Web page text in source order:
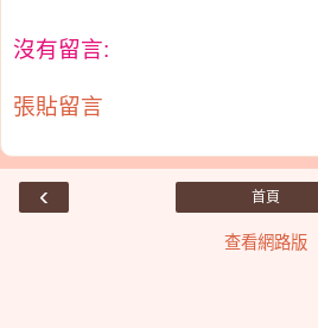
沒有留言:
張貼留言
‹ 首頁
查看網路版